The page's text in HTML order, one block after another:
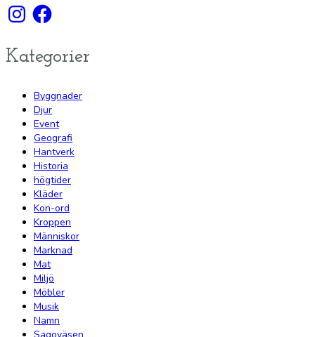
InstagramFacebook
Kategorier
Byggnader
Djur
Event
Geografi
Hantverk
Historia
högtider
Kläder
Kon-ord
Kroppen
Människor
Marknad
Mat
Miljö
Möbler
Musik
Namn